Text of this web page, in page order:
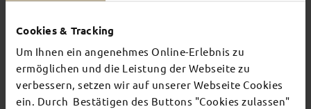
Cookies & Tracking
Um Ihnen ein angenehmes Online-Erlebnis zu
ermöglichen und die Leistung der Webseite zu
verbessern, setzen wir auf unserer Webseite Cookies
ein. Durch Bestätigen des Buttons "Cookies zulassen"
Experiences unique to Fulda
TOP EVENTS